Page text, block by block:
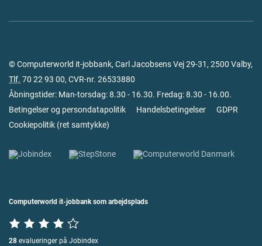
© Computerworld it-jobbank, Carl Jacobsens Vej 29-31, 2500 Valby,
Tlf. 70 22 93 00, CVR-nr. 26533880
Åbningstider: Man-torsdag: 8.30 - 16.30. Fredag: 8.30 - 16.00.
Betingelser og persondatapolitik
Handelsbetingelser
GDPR
Cookiepolitik (ret samtykke)
Computerworld it-jobbank som arbejdsplads
28 evalueringer på Jobindex